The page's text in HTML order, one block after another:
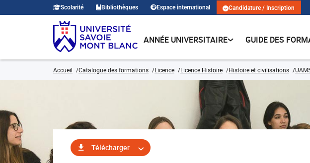
Scolarité Bibliothèques Espace international Candidature / Inscription
ANNÉE UNIVERSITAIRE GUIDE DES
Accueil Catalogue des formations Licence Licence Histoire Histoire et civilisations
Télécharger